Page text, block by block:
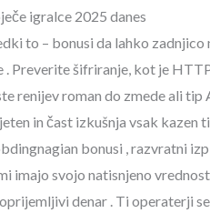
igralce 2025 danes
to – bonusi da lahko
Preverite šifriranje, kot je
renijev roman do zmede ali
in čast izkušnja vsak kazen
bonusi , razvratni
imajo svojo natisnjeno
denar . Ti operaterji